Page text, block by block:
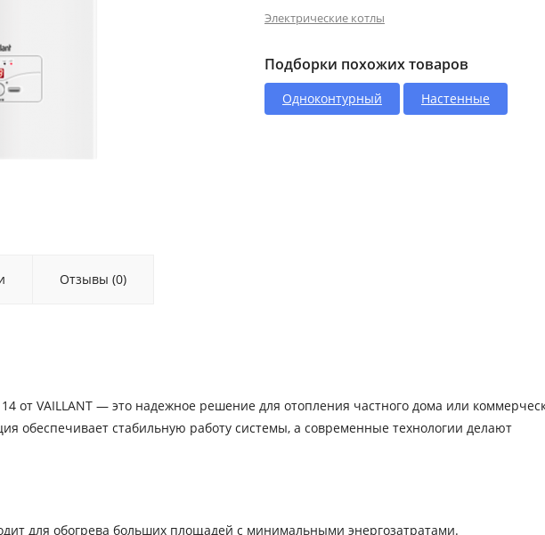
Электрические котлы
Подборки похожих товаров
Одноконтурный Настенные
Отзывы (0)
14 от VAILLANT — это надежное решение для отопления частного дома или
обеспечивает стабильную работу системы, а современные технологии делают
для обогрева больших площадей с минимальными энергозатратами.